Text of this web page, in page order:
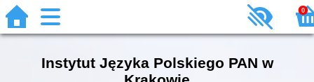
0
Instytut Języka Polskiego PAN w